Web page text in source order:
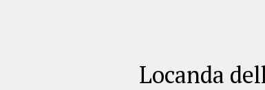
Locanda